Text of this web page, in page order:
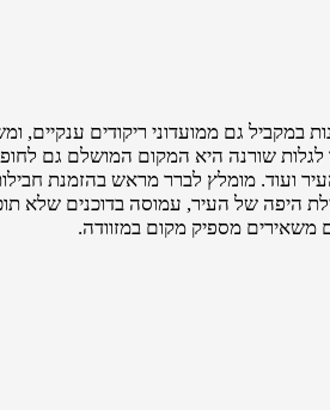
במקביל גם ממועדוני ריקודים
שורנה היא המקום המושלם גם
ועוד. מומלץ לברר מראש בהזמנת
היפה של העיר, עמוסה בדוכנים שלא
משאירים מספיק מקום במזוודה.